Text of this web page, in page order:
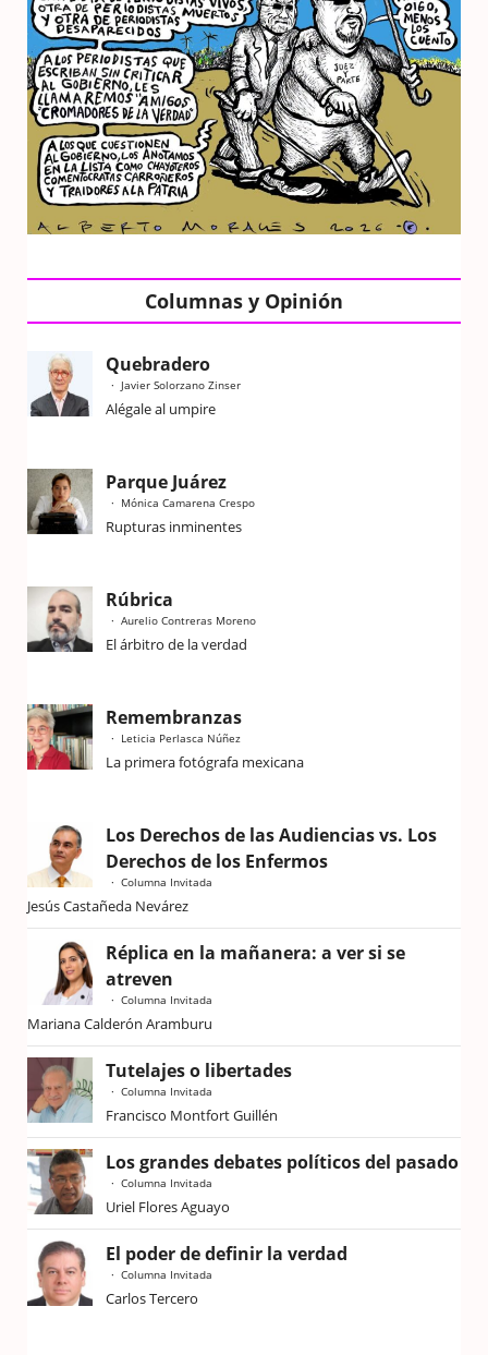
Columnas y Opinión
Quebradero
Javier Solorzano Zinser
Alégale al umpire
Parque Juárez
Mónica Camarena Crespo
Rupturas inminentes
Rúbrica
Aurelio Contreras Moreno
El árbitro de la verdad
Remembranzas
Leticia Perlasca Núñez
La primera fotógrafa mexicana
Los Derechos de las Audiencias vs. Los
Derechos de los Enfermos
Columna Invitada
Jesús Castañeda Nevárez
Réplica en la mañanera: a ver si se
atreven
Columna Invitada
Mariana Calderón Aramburu
Tutelajes o libertades
Columna Invitada
Francisco Montfort Guillén
Los grandes debates políticos del pasado
Columna Invitada
Uriel Flores Aguayo
El poder de definir la verdad
Columna Invitada
Carlos Tercero